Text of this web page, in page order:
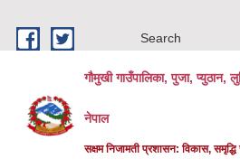
Search
गौमुखी गाउँपालिका, पुजा, प्युठान,
नेपाल
सक्षम निजामती प्रशासन: विकास,